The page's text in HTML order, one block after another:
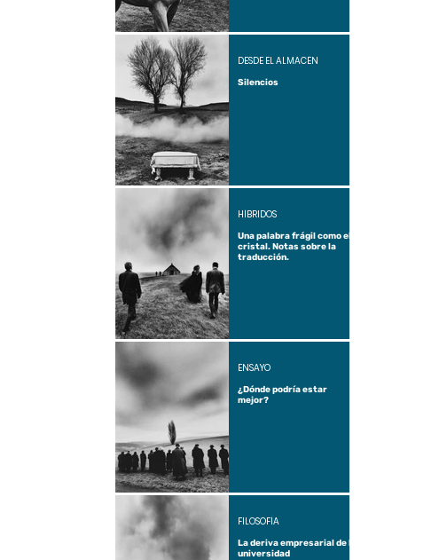
Silencios
DESDE EL ALMACÉN
Una palabra frágil como el
cristal. Notas sobre la
traducción.
HÍBRIDOS
¿Dónde podría estar
mejor?
ENSAYO
La deriva empresarial de la
universidad
FILOSOFÍA